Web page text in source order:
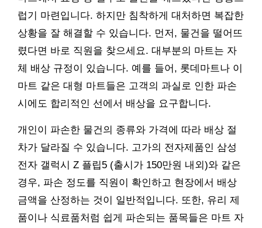
럽기 마련입니다. 하지만 침착하게 대처하면 복잡한
상황을 잘 해결할 수 있습니다. 먼저, 물건을 떨어뜨
렸다면 바로 직원을 찾으세요. 대부분의 마트는 자
체 배상 규정이 있습니다. 예를 들어, 롯데마트나 이
마트 같은 대형 마트들은 고객의 과실로 인한 파손
시에도 합리적인 선에서 배상을 요구합니다.
개인이 파손한 물건의 종류와 가격에 따라 배상 절
차가 달라질 수 있습니다. 고가의 전자제품인 삼성
전자 갤럭시 Z 플립5 (출시가 150만원 내외)와 같은
경우, 파손 정도를 직원이 확인하고 현장에서 배상
금액을 산정하는 것이 일반적입니다. 또한, 유리 제
품이나 식료품처럼 쉽게 파손되는 품목들은 마트 자